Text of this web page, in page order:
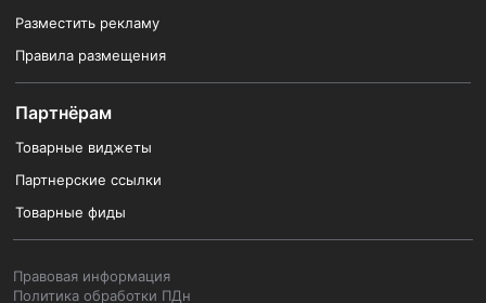
Разместить рекламу
Правила размещения
Партнёрам
Товарные виджеты
Партнерские ссылки
Товарные фиды
Правовая информация
Политика обработки ПДн